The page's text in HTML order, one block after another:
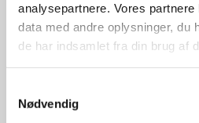
analysepartnere. Vores
data med andre oplysninger, du
de har indsamlet fra din brug af
Nødvendig
For at sikre høj
leveringssikkerhed
med de